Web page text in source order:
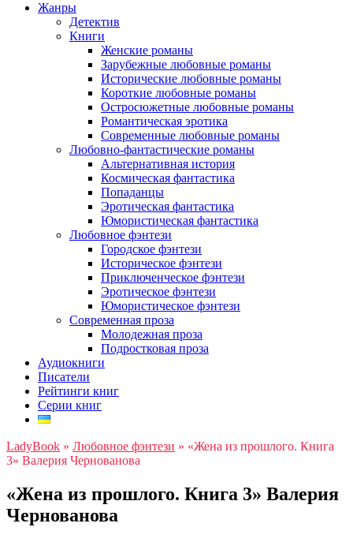
Жанры
Детектив
Книги
Женские романы
Зарубежные любовные романы
Исторические любовные романы
Короткие любовные романы
Остросюжетные любовные романы
Романтическая эротика
Современные любовные романы
Любовно-фантастические романы
Альтернативная история
Космическая фантастика
Попаданцы
Эротическая фантастика
Юмористическая фантастика
Любовное фэнтези
Городское фэнтези
Историческое фэнтези
Приключенческое фэнтези
Эротическое фэнтези
Юмористическое фэнтези
Современная проза
Молодежная проза
Подростковая проза
Аудиокниги
Писатели
Рейтинги книг
Серии книг
LadyBook » Любовное фэнтези » «Жена из прошлого. Книга
3» Валерия Чернованова
«Жена из прошлого. Книга 3» Валерия
Чернованова